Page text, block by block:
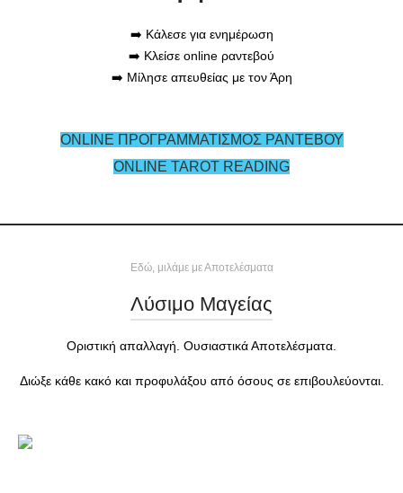
➡️ Κάλεσε για ενημέρωση
➡️ Κλείσε online ραντεβού
➡️ Μίλησε απευθείας με τον Άρη
ONLINE ΠΡΟΓΡΑΜΜΑΤΙΣΜΟΣ ΡΑΝΤΕΒΟΥ
ONLINE TAROT READING
Εδώ, μιλάμε με Αποτελέσματα
Λύσιμο Μαγείας
Οριστική απαλλαγή. Ουσιαστικά Αποτελέσματα.
Διώξε κάθε κακό και προφυλάξου από όσους σε επιβουλεύονται.